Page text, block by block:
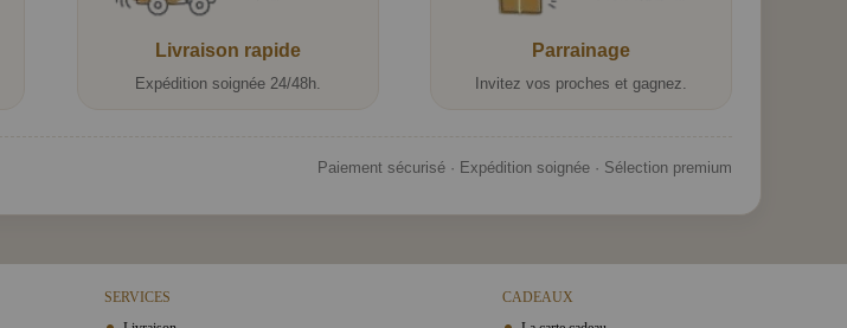
Livraison rapide
Expédition soignée 24/48h.
Parrainage
Invitez vos proches et gagnez.
Paiement sécurisé · Expédition soignée · Sélection premium
SERVICES
CADEAUX